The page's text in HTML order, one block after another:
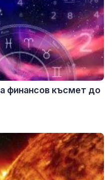
финансов късмет до